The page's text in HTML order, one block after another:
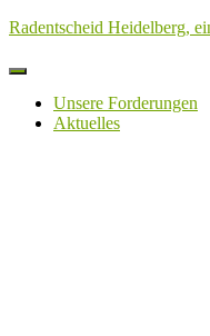
Radentscheid Heidelberg,
Navigation
umschaltenUnsere Forderungen
Aktuelles